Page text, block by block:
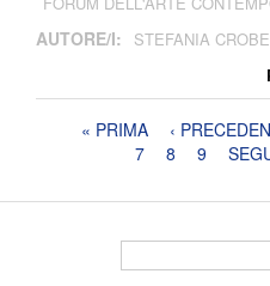
AUTORE/I: STEFANIA CROBE
Pagine« PRIMA ‹
7
8 9